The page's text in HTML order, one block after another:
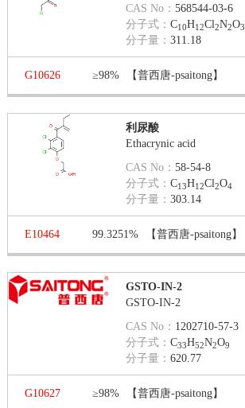
CAS No：568544-03-6
分子式：C10H12Cl2N2O3
分子量：311.18
G10626 ≥98% 【普西唐-psaitong】
利尿酸
Ethacrynic acid
CAS No：58-54-8
分子式：C13H12Cl2O4
分子量：303.14
E10464 99.3251% 【普西唐-psaitong】
GSTO-IN-2
GSTO-IN-2
CAS No： 1202710-57-3
分子式：C33H52N2O9
分子量：620.77
G10627 ≥98% 【普西唐-psaitong】